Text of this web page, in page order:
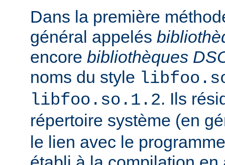
Dans la première
général appelés
encore bibliothèques
noms du style
libfoo.so.1.2. Ils
répertoire système (en
le lien avec le